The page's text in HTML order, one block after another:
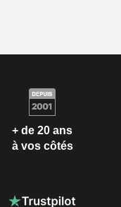
+ de 20 ans
à vos côtés